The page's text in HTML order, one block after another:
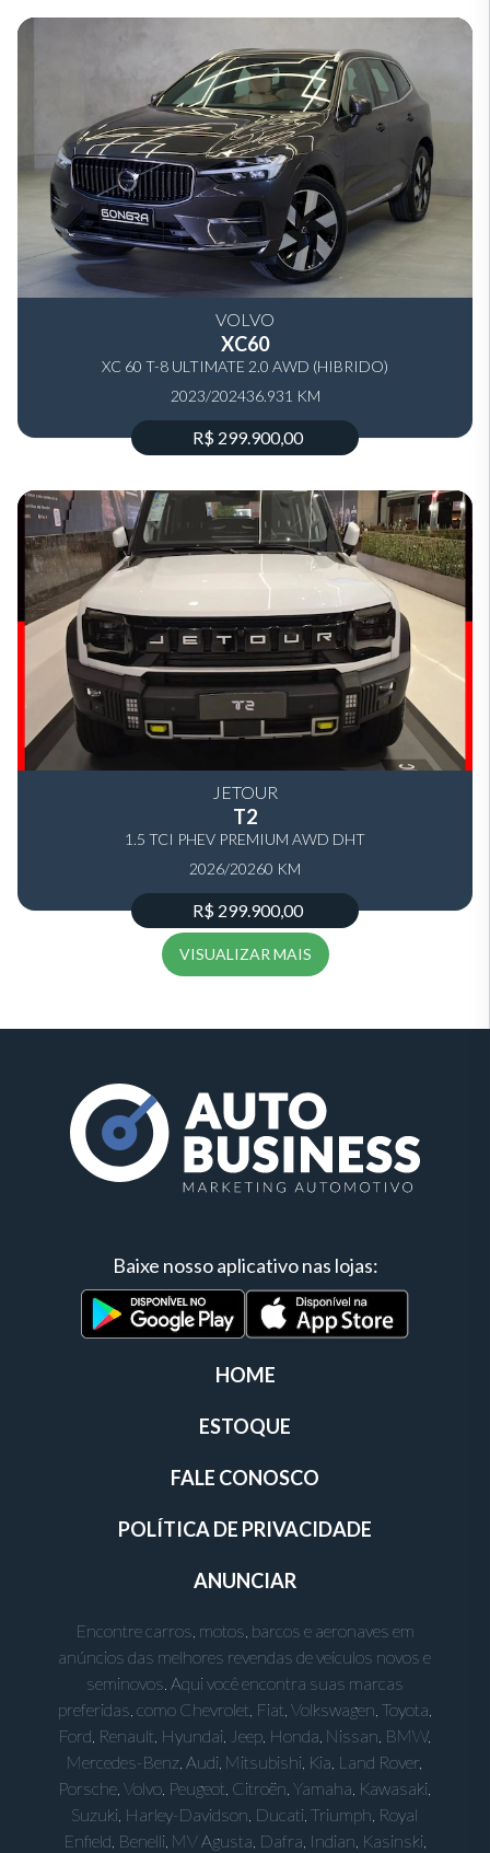
VOLVO
XC60
XC 60 T-8 ULTIMATE 2.0 AWD (HIBRIDO)
2023/202436.931 KM
R$ 299.900,00
JETOUR
T2
1.5 TCI PHEV PREMIUM AWD DHT
2026/20260 KM
R$ 299.900,00
VISUALIZAR MAIS
Baixe nosso aplicativo nas lojas:
HOME
ESTOQUE
FALE CONOSCO
POLÍTICA DE PRIVACIDADE
ANUNCIAR
Encontre carros, motos, barcos e aeronaves em
anúncios das melhores revendas de veículos novos e
seminovos. Aqui você encontra suas marcas
preferidas, como Chevrolet, Fiat, Volkswagen, Toyota,
Ford, Renault, Hyundai, Jeep, Honda, Nissan, BMW,
Mercedes-Benz, Audi, Mitsubishi, Kia, Land Rover,
Porsche, Volvo, Peugeot, Citroën, Yamaha, Kawasaki,
Suzuki, Harley-Davidson, Ducati, Triumph, Royal
Enfield, Benelli, MV Agusta, Dafra, Indian, Kasinski,